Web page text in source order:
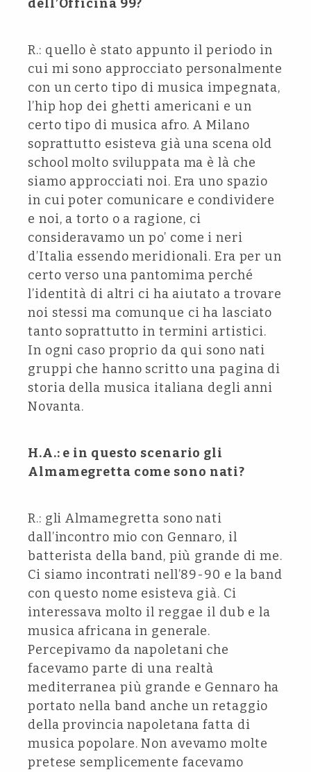
dell’Officina 99?
R.: quello è stato appunto il periodo in
cui mi sono approcciato personalmente
con un certo tipo di musica impegnata,
l’hip hop dei ghetti americani e un
certo tipo di musica afro. A Milano
soprattutto esisteva già una scena old
school molto sviluppata ma è là che
siamo approcciati noi. Era uno spazio
in cui poter comunicare e condividere
e noi, a torto o a ragione, ci
consideravamo un po’ come i neri
d’Italia essendo meridionali. Era per un
certo verso una pantomima perché
l’identità di altri ci ha aiutato a trovare
noi stessi ma comunque ci ha lasciato
tanto soprattutto in termini artistici.
In ogni caso proprio da qui sono nati
gruppi che hanno scritto una pagina di
storia della musica italiana degli anni
Novanta.
H.A.: e in questo scenario gli
Almamegretta come sono nati?
R.: gli Almamegretta sono nati
dall’incontro mio con Gennaro, il
batterista della band, più grande di me.
Ci siamo incontrati nell’89-90 e la band
con questo nome esisteva già. Ci
interessava molto il reggae il dub e la
musica africana in generale.
Percepivamo da napoletani che
facevamo parte di una realtà
mediterranea più grande e Gennaro ha
portato nella band anche un retaggio
della provincia napoletana fatta di
musica popolare. Non avevamo molte
pretese semplicemente facevamo